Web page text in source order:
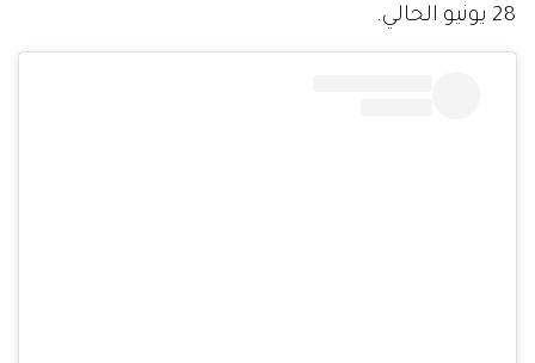
28 يونيو الحالي.